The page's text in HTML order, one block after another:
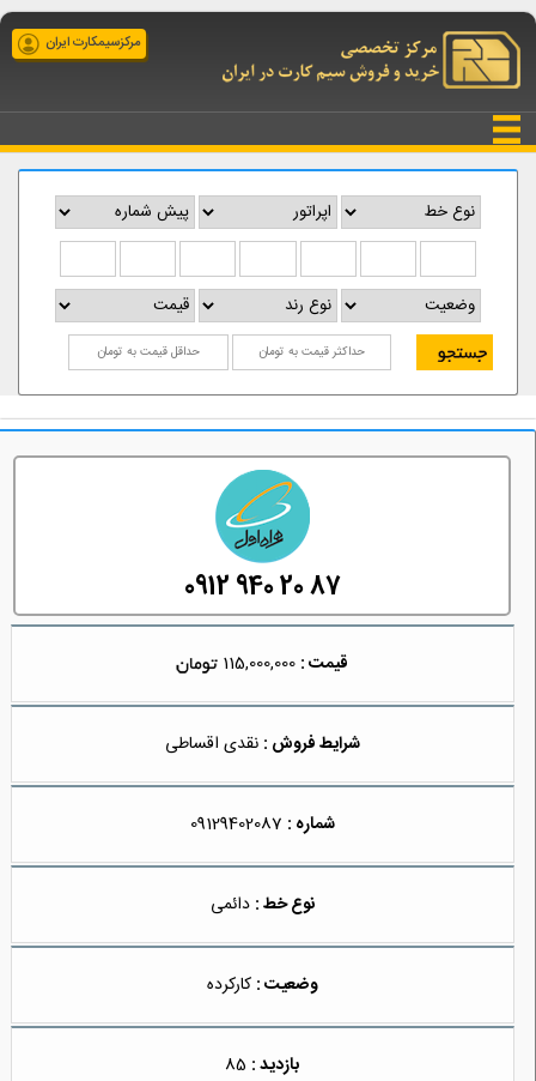
مرکزسیمکارت ایران
0912 940 20 87
قیمت :
شرایط فروش : نقدی اقساطی
شماره : 09129402087
نوع خط : دائمی
وضعیت : کارکرده
بازدید :